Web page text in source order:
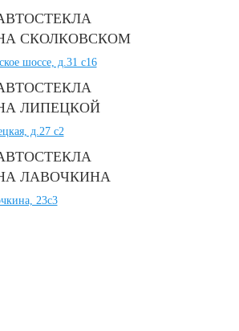
СКОЛКОВСКОМ
шоссе, д.31 с16
ЛИПЕЦКОЙ
д.27 с2
ЛАВОЧКИНА
23с3